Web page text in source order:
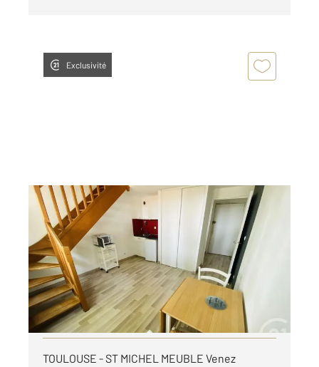
Exclusivité
TOULOUSE 31
26,43 m2
, 1 pièce
Ref : 27648
Appartement F1 à louer
630 €
par mois charges comprises
Visiter le site dédié
TOULOUSE - ST MICHEL MEUBLE Venez